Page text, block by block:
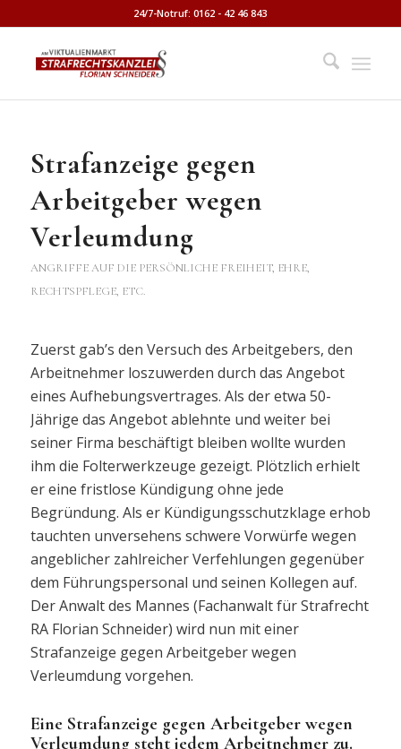
24/7-Notruf: 0162 - 42 46 843
Strafanzeige gegen
Arbeitgeber wegen
Verleumdung
ANGRIFFE AUF DIE PERSÖNLICHE FREIHEIT, EHRE,
RECHTSPFLEGE, ETC.
Zuerst gab’s den Versuch des Arbeitgebers, den
Arbeitnehmer loszuwerden durch das Angebot
eines Aufhebungsvertrages. Als der etwa 50-
Jährige das Angebot ablehnte und weiter bei
seiner Firma beschäftigt bleiben wollte wurden
ihm die Folterwerkzeuge gezeigt. Plötzlich erhielt
er eine fristlose Kündigung ohne jede
Begründung. Als er Kündigungsschutzklage erhob
tauchten unversehens schwere Vorwürfe wegen
angeblicher zahlreicher Verfehlungen gegenüber
dem Führungspersonal und seinen Kollegen auf.
Der Anwalt des Mannes (Fachanwalt für Strafrecht
RA Florian Schneider) wird nun mit einer
Strafanzeige gegen Arbeitgeber wegen
Verleumdung vorgehen.
Eine Strafanzeige gegen Arbeitgeber wegen
Verleumdung steht jedem Arbeitnehmer zu.